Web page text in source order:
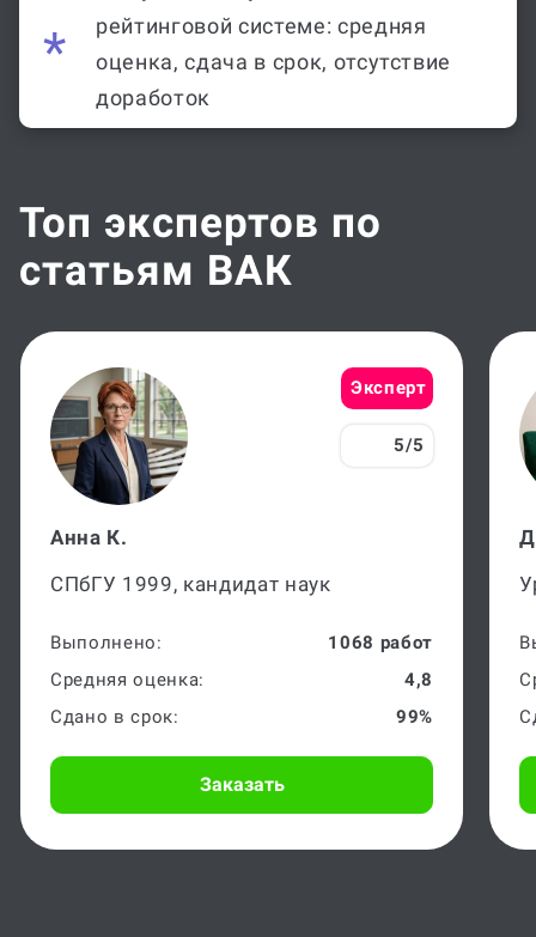
рейтинговой системе: средняя
оценка, сдача в срок, отсутствие
доработок
Топ экспертов по
статьям ВАК
Эксперт
5/5
Анна К.
СПбГУ 1999, кандидат наук
Выполнено:
1068 работ
Средняя оценка:
4,8
Сдано в срок:
99%
Заказать